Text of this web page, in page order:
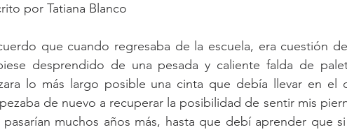
Amor de pareja Infancia Cuerpo y lenguaje Síntoma
por Tatiana Blanco
que cuando regresaba de la escuela, era cuestión
desprendido de una pesada y caliente falda de
lo más largo posible una cinta que debía llevar en
de nuevo a recuperar la posibilidad de sentir mis
muchos años más, hasta que debí aprender que